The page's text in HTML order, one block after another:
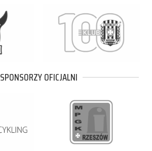
SPONSORZY OFICJALNI